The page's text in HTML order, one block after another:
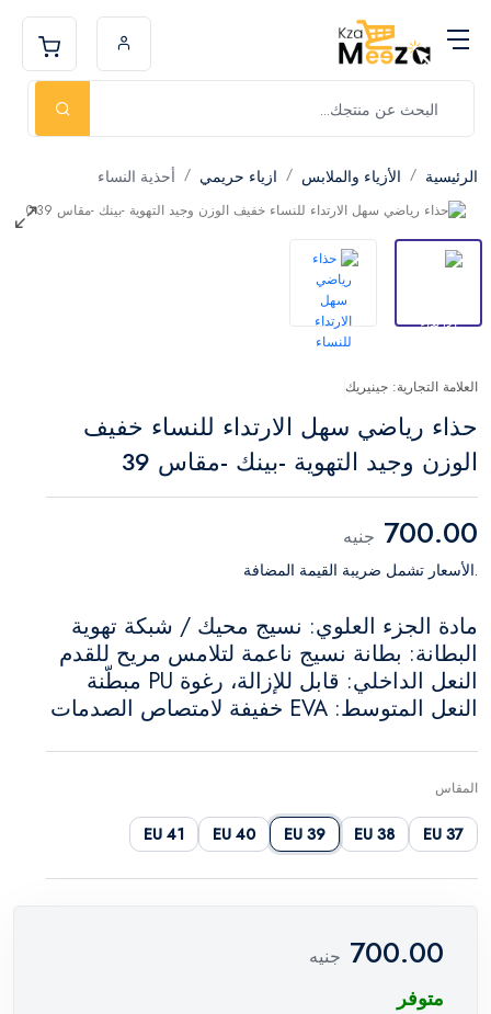
الرئيسية الأزياء والملابس ازياء حريمي أحذية النساء
العلامة التجارية: جينيريك
حذاء رياضي سهل الارتداء للنساء خفيف
الوزن وجيد التهوية -بينك -مقاس 39
700.00 جنيه
.الأسعار تشمل ضريبة القيمة المضافة
مادة الجزء العلوي: نسيج محيك / شبكة تهوية
البطانة: بطانة نسيج ناعمة لتلامس مريح للقدم
النعل الداخلي: قابل للإزالة، رغوة PU مبطّنة
النعل المتوسط: EVA خفيفة لامتصاص الصدمات
المقاس
37 EU
38 EU
39 EU
40 EU
41 EU
700.00 جنيه
متوفر